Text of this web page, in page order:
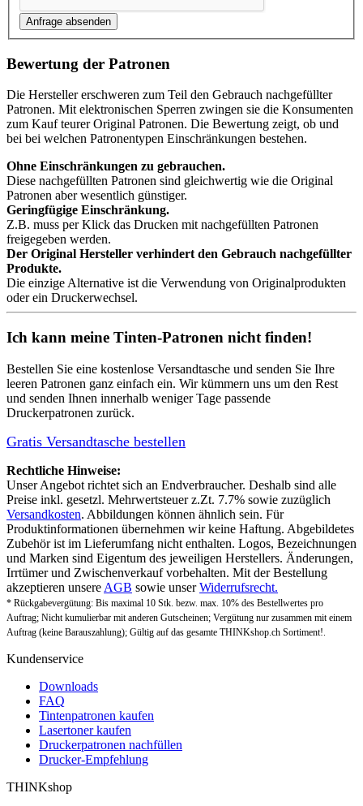
Bewertung der Patronen
Die Hersteller erschweren zum Teil den Gebrauch nachgefüllter
Patronen. Mit elektronischen Sperren zwingen sie die Konsumenten
zum Kauf teurer Original Patronen. Die Bewertung zeigt, ob und
bei bei welchen Patronentypen Einschränkungen bestehen.
Ohne Einschränkungen zu gebrauchen.
Diese nachgefüllten Patronen sind gleichwertig wie die Original
Patronen aber wesentlich günstiger.
Geringfügige Einschränkung.
Z.B. muss per Klick das Drucken mit nachgefüllten Patronen
freigegeben werden.
Der Original Hersteller verhindert den Gebrauch nachgefüllter
Produkte.
Die einzige Alternative ist die Verwendung von Originalprodukten
oder ein Druckerwechsel.
Ich kann meine Tinten-Patronen nicht finden!
Bestellen Sie eine kostenlose Versandtasche und senden Sie Ihre
leeren Patronen ganz einfach ein. Wir kümmern uns um den Rest
und senden Ihnen innerhalb weniger Tage passende
Druckerpatronen zurück.
Gratis Versandtasche bestellen
Rechtliche Hinweise:
Unser Angebot richtet sich an Endverbraucher. Deshalb sind alle
Preise inkl. gesetzl. Mehrwertsteuer z.Zt. 7.7% sowie zuzüglich
Versandkosten. Abbildungen können ähnlich sein. Für
Produktinformationen übernehmen wir keine Haftung. Abgebildetes
Zubehör ist im Lieferumfang nicht enthalten. Logos, Bezeichnungen
und Marken sind Eigentum des jeweiligen Herstellers. Änderungen,
Irrtümer und Zwischenverkauf vorbehalten. Mit der Bestellung
akzeptieren unsere AGB sowie unserWiderrufsrecht.
* Rückgabevergütung: Bis maximal 10 Stk. bezw. max. 10% des Bestellwertes pro
Auftrag; Nicht kumulierbar mit anderen Gutscheinen; Vergütung nur zusammen mit einem
Auftrag (keine Barauszahlung); Gültig auf das gesamte THINKshop.ch Sortiment!.
Kundenservice
Downloads
FAQ
Tintenpatronen kaufen
Lasertoner kaufen
Druckerpatronen nachfüllen
Drucker-Empfehlung
THINKshop